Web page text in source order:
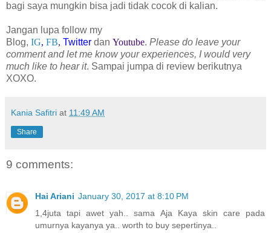
bagi saya mungkin bisa jadi tidak cocok di kalian.
Jangan lupa follow my
Blog, IG, FB, Twitter dan Youtube. Please do leave your
comment and let me know your experiences, I would very
much like to hear it. Sampai jumpa di review berikutnya
XOXO.
Kania Safitri at 11:49 AM
Share
9 comments:
Hai Ariani January 30, 2017 at 8:10 PM
1,4juta tapi awet yah.. sama Aja Kaya skin care pada
umurnya kayanya ya.. worth to buy sepertinya..